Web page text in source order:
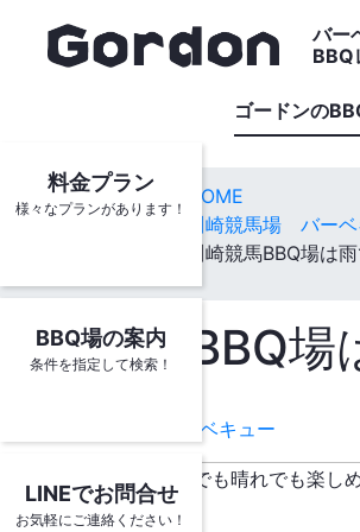
バー
BBQ
ゴードンの
料金プラン
様々なプランがあります！
BBQ場の案内
条件を指定して検索！
LINEでお問合せ
お気軽にご連絡ください！
HOME
川崎競馬場 バー
川崎競馬BBQ場は
川崎競馬BBQ
川崎競馬場 バーベキュー